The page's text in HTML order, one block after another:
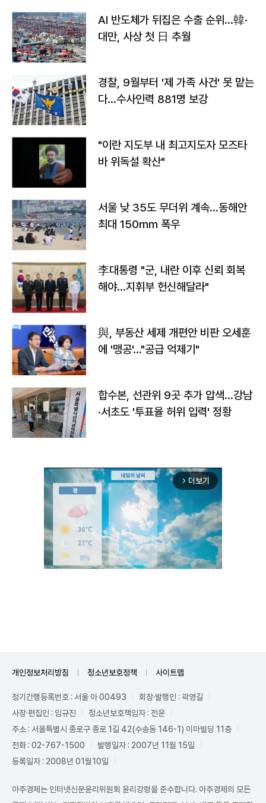
AI 반도체가 뒤집은 수출 순위…韓·
대만, 사상 첫 日 추월
경찰, 9월부터 '제 가족 사건' 못 맡는
다…수사인력 881명 보강
"이란 지도부 내 최고지도자 모즈타
바 위독설 확산"
서울 낮 35도 무더위 계속…동해안
최대 150㎜ 폭우
李대통령 "군, 내란 이후 신뢰 회복
해야…지휘부 헌신해달라"
與, 부동산 세제 개편안 비판 오세훈
에 '맹공'…"공급 억제기"
합수본, 선관위 9곳 추가 압색…강남
·서초도 '투표율 허위 입력' 정황
arrow_forward_ios 더보기
개인정보처리방침 청소년보호정책 사이트맵
정기간행등록번호 : 서울 아 00493
회장·발행인 : 곽영길
사장·편집인 : 임규진
청소년보호책임자 : 전운
주소 : 서울특별시 종로구 종로 1길 42(수송동 146-1) 이마빌딩 11층
전화 : 02-767-1500
발행일자 : 2007년 11월 15일
등록일자 : 2008년 01월10일
아주경제는 인터넷신문윤리위원회 윤리강령을 준수합니다. 아주경제의 모든